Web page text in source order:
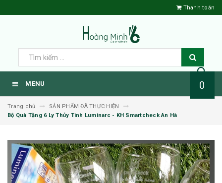
Thanh toán
MENU 0
Trang chủ
SẢN PHẨM ĐÃ THỰC HIỆN
Bộ Quà Tặng 6 Ly Thủy Tinh Luminarc - KH Smartcheck An Hà